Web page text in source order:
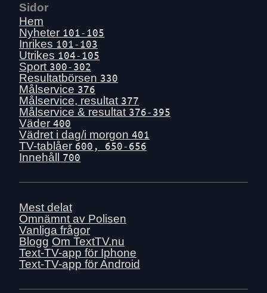
Sidor
Hem
Nyheter 101-105
Inrikes 101-103
Utrikes 104-105
Sport 300-302
Resultatbörsen 330
Målservice 376
Målservice, resultat 377
Målservice & resultat 376-395
Väder 400
Vädret i dag/i morgon 401
TV-tablåer 600, 650-656
Innehåll 700
Mest delat
Omnämnt av Polisen
Vanliga frågor
Blogg Om TextTV.nu
Text-TV-app för Iphone
Text-TV-app för Android